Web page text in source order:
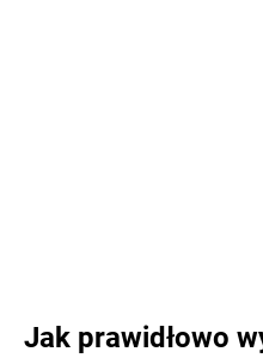
Jak prawidłowo